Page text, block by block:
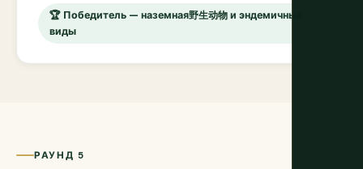
🏆 Победитель — наземная野生动物 и эндемичные
виды
РАУНД 5